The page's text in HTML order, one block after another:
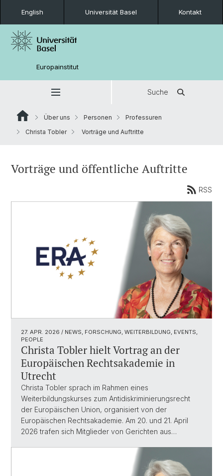
English Universität Basel Kontakt
Europainstitut
Suche
Über uns Personen
Professuren
Christa Tobler
Vorträge und Auftritte
Vorträge und öffentliche Auftritte
RSS
27. APR. 2026 / NEWS, FORSCHUNG, WEITERBILDUNG, EVENTS,
PEOPLE
Christa Tobler hielt Vortrag an der
Europäischen Rechtsakademie in
Utrecht
Christa Tobler sprach im Rahmen eines
Weiterbildungskurses zum Antidiskriminierungsrecht
der Europäischen Union, organisiert von der
Europäischen Rechtsakademie. Am 20. und 21. April
2026 trafen sich Mitglieder von Gerichten aus…